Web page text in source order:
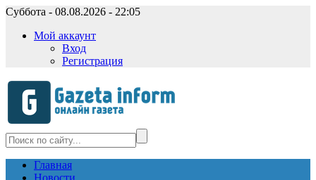
Суббота - 08.08.2026 - 22:05
Мой аккаунт
Вход
Регистрация
Главная
Новости